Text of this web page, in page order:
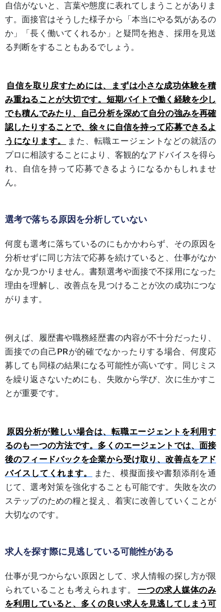
自信がないと、言葉や態度に表れてしまうことがありま
す。面接官はそうした様子から「本当にやる気があるの
か」「長く働いてくれるか」と疑問を抱き、採用を見送
る判断をすることもあるでしょう。
自信を取り戻すためには、まずは小さな成功体験を積
み重ねることが大切です。短期バイトで働く経験を少し
でも積んでみたり、自己分析を深めて自分の強みを再確
認したりすることで、徐々に自信を持って応募できるよ
うになります。
また、転職エージェントなどの就活の
プロに相談することにより、客観的なアドバイスを得ら
れ、自信を持って応募できるようになるかもしれませ
ん。
選考で落ちる原因を分析していない
何度も選考に落ちているのにもかかわらず、その原因を
分析せずに同じ方法で応募を続けていると、仕事がなか
なか見つかりません。書類選考や面接で不採用になった
理由を理解し、改善点を見つけることが次の成功につな
がります。
例えば、履歴書や職務経歴書の内容が不十分だったり、
面接での自己PRが的確でなかったりする場合、何度応
募しても同様の結果になる可能性が高いです。同じミス
を繰り返さないためにも、失敗から学び、次に生かすこ
とが重要です。
原因分析が難しい場合は、転職エージェントを利用す
るのも一つの方法です。多くのエージェントでは、面接
後のフィードバックを企業から受け取り、改善点をアド
バイスしてくれます。
また、模擬面接や書類添削を通
じて、選考対策を強化することも可能です。失敗を次の
ステップのための糧と捉え、着実に改善していくことが
大切なのです。
求人を探す際に見逃している可能性がある
仕事が見つからない原因として、求人情報の探し方が限
られていることも考えられます。
一つの求人媒体のみ
を利用していると、多くの良い求人を見逃してしまう可